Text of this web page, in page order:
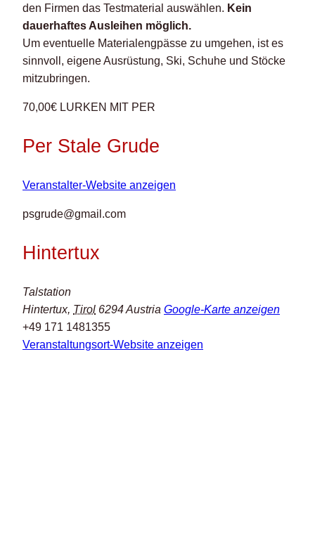
den Firmen das Testmaterial auswählen. Kein
dauerhaftes Ausleihen möglich.
Um eventuelle Materialengpässe zu umgehen, ist es
sinnvoll, eigene Ausrüstung, Ski, Schuhe und Stöcke
mitzubringen.
70,00€ LURKEN MIT PER
Per Stale Grude
Veranstalter-Website anzeigen
psgrude@gmail.com
Hintertux
Talstation
Hintertux, Tirol 6294Austria Google-Karte anzeigen
+49 171 1481355
Veranstaltungsort-Website anzeigen